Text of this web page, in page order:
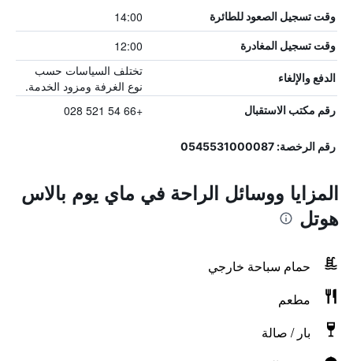
وقت تسجيل الصعود للطائرة 14:00
وقت تسجيل المغادرة 12:00
الدفع والإلغاء
تختلف السياسات حسب
نوع الغرفة ومزود الخدمة.
رقم مكتب الاستقبال +66 54 521 028
رقم الرخصة: 0545531000087
المزايا ووسائل الراحة في ماي يوم بالاس
هوتل
حمام سباحة خارجي
مطعم
بار / صالة